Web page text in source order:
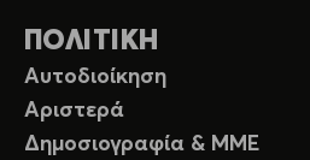
ΠΟΛΙΤΙΚΗ
Αυτοδιοίκηση
Αριστερά
Δημοσιογραφία & ΜΜΕ